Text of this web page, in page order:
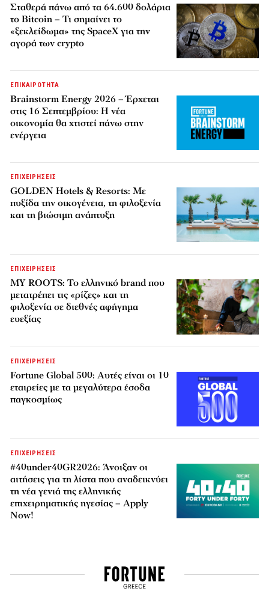
Σταθερά πάνω από τα 64.600 δολάρια
το Bitcoin – Τι σημαίνει το
«ξεκλείδωμα» της SpaceX για την
αγορά των crypto
ΕΠΙΚΑΙΡΟΤΗΤΑ
Brainstorm Energy 2026 – Έρχεται
στις 16 Σεπτεμβρίου: Η νέα
οικονομία θα χτιστεί πάνω στην
ενέργεια
ΕΠΙΧΕΙΡΗΣΕΙΣ
GOLDEN Hotels & Resorts: Με
πυξίδα την οικογένεια, τη φιλοξενία
και τη βιώσιμη ανάπτυξη
ΕΠΙΧΕΙΡΗΣΕΙΣ
MY ROOTS: Το ελληνικό brand που
μετατρέπει τις «ρίζες» και τη
φιλοξενία σε διεθνές αφήγημα
ευεξίας
ΕΠΙΧΕΙΡΗΣΕΙΣ
Fortune Global 500: Αυτές είναι οι 10
εταιρείες με τα μεγαλύτερα έσοδα
παγκοσμίως
ΕΠΙΧΕΙΡΗΣΕΙΣ
#40under40GR2026: Άνοιξαν οι
αιτήσεις για τη λίστα που αναδεικνύει
τη νέα γενιά της ελληνικής
επιχειρηματικής ηγεσίας – Apply
Now!